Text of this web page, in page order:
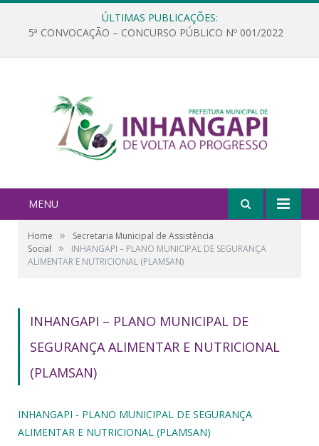
ÚLTIMAS PUBLICAÇÕES:
5ª CONVOCAÇÃO – CONCURSO PÚBLICO Nº 001/2022
MENU
Home »
Secretaria Municipal de Assistência
Social
»
INHANGAPI – PLANO MUNICIPAL DE SEGURANÇA
ALIMENTAR E NUTRICIONAL (PLAMSAN)
INHANGAPI – PLANO MUNICIPAL DE
SEGURANÇA ALIMENTAR E NUTRICIONAL
(PLAMSAN)
INHANGAPI - PLANO MUNICIPAL DE SEGURANÇA
ALIMENTAR E NUTRICIONAL (PLAMSAN)